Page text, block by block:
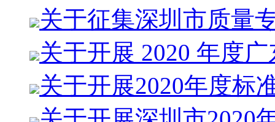
关于征集深圳市质量
关于开展 2020 年度
关于开展2020年度标